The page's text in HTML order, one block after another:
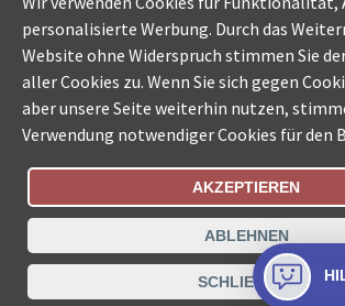
Bestellungsstatus Ämtersuche der
Datenschutz Impressum
Kontakt
personalisierte Werbung. Durch das
Website ohne Widerspruch stimmen Sie
aller Cookies zu. Wenn Sie sich gegen
aber unsere Seite weiterhin nutzen,
Verwendung notwendiger Cookies für den
AKZEPTIEREN
ABLEHNEN
SCHLIESSEN